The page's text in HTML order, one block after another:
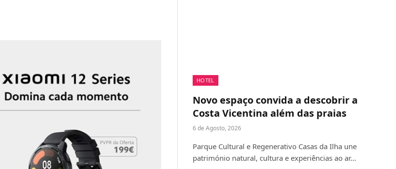
HOTEL
Novo espaço convida a descobrir a
Costa Vicentina além das praias
6 de Agosto, 2026
Parque Cultural e Regenerativo Casas da Ilha une
património natural, cultura e experiências ao ar…